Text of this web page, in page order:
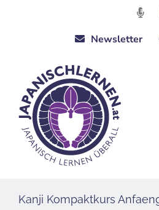
Newsletter
Kanji Kompaktkurs